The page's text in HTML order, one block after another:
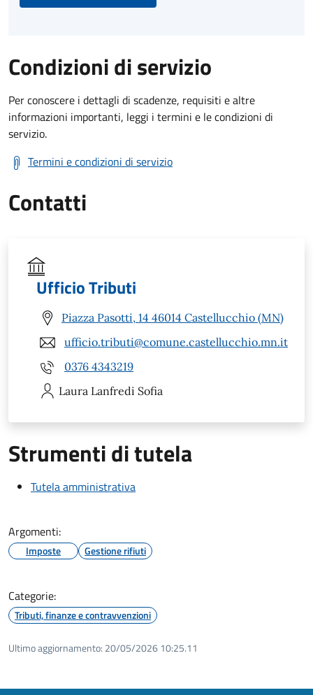
Condizioni di servizio
Per conoscere i dettagli di scadenze, requisiti e altre
informazioni importanti, leggi i termini e le condizioni di
servizio.
Termini e condizioni di servizio
Contatti
Ufficio Tributi
Piazza Pasotti, 14 46014 Castellucchio (MN)
ufficio.tributi@comune.castellucchio.mn.it
0376 4343219
Laura Lanfredi Sofia
Strumenti di tutela
Tutela amministrativa
Argomenti:
Imposte Gestione rifiuti
Categorie:
Tributi, finanze e contravvenzioni
Ultimo aggiornamento: 20/05/2026 10:25.11